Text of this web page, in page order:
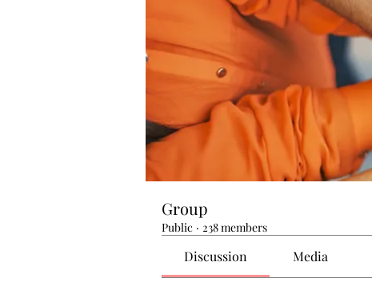
Group
Public · 238 members
Discussion Media